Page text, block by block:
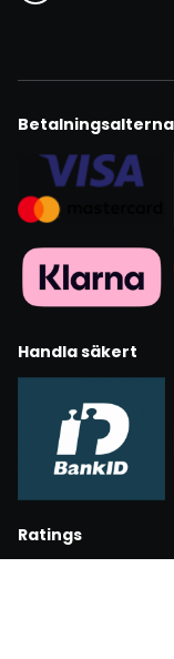
Handla säkert
Ratings